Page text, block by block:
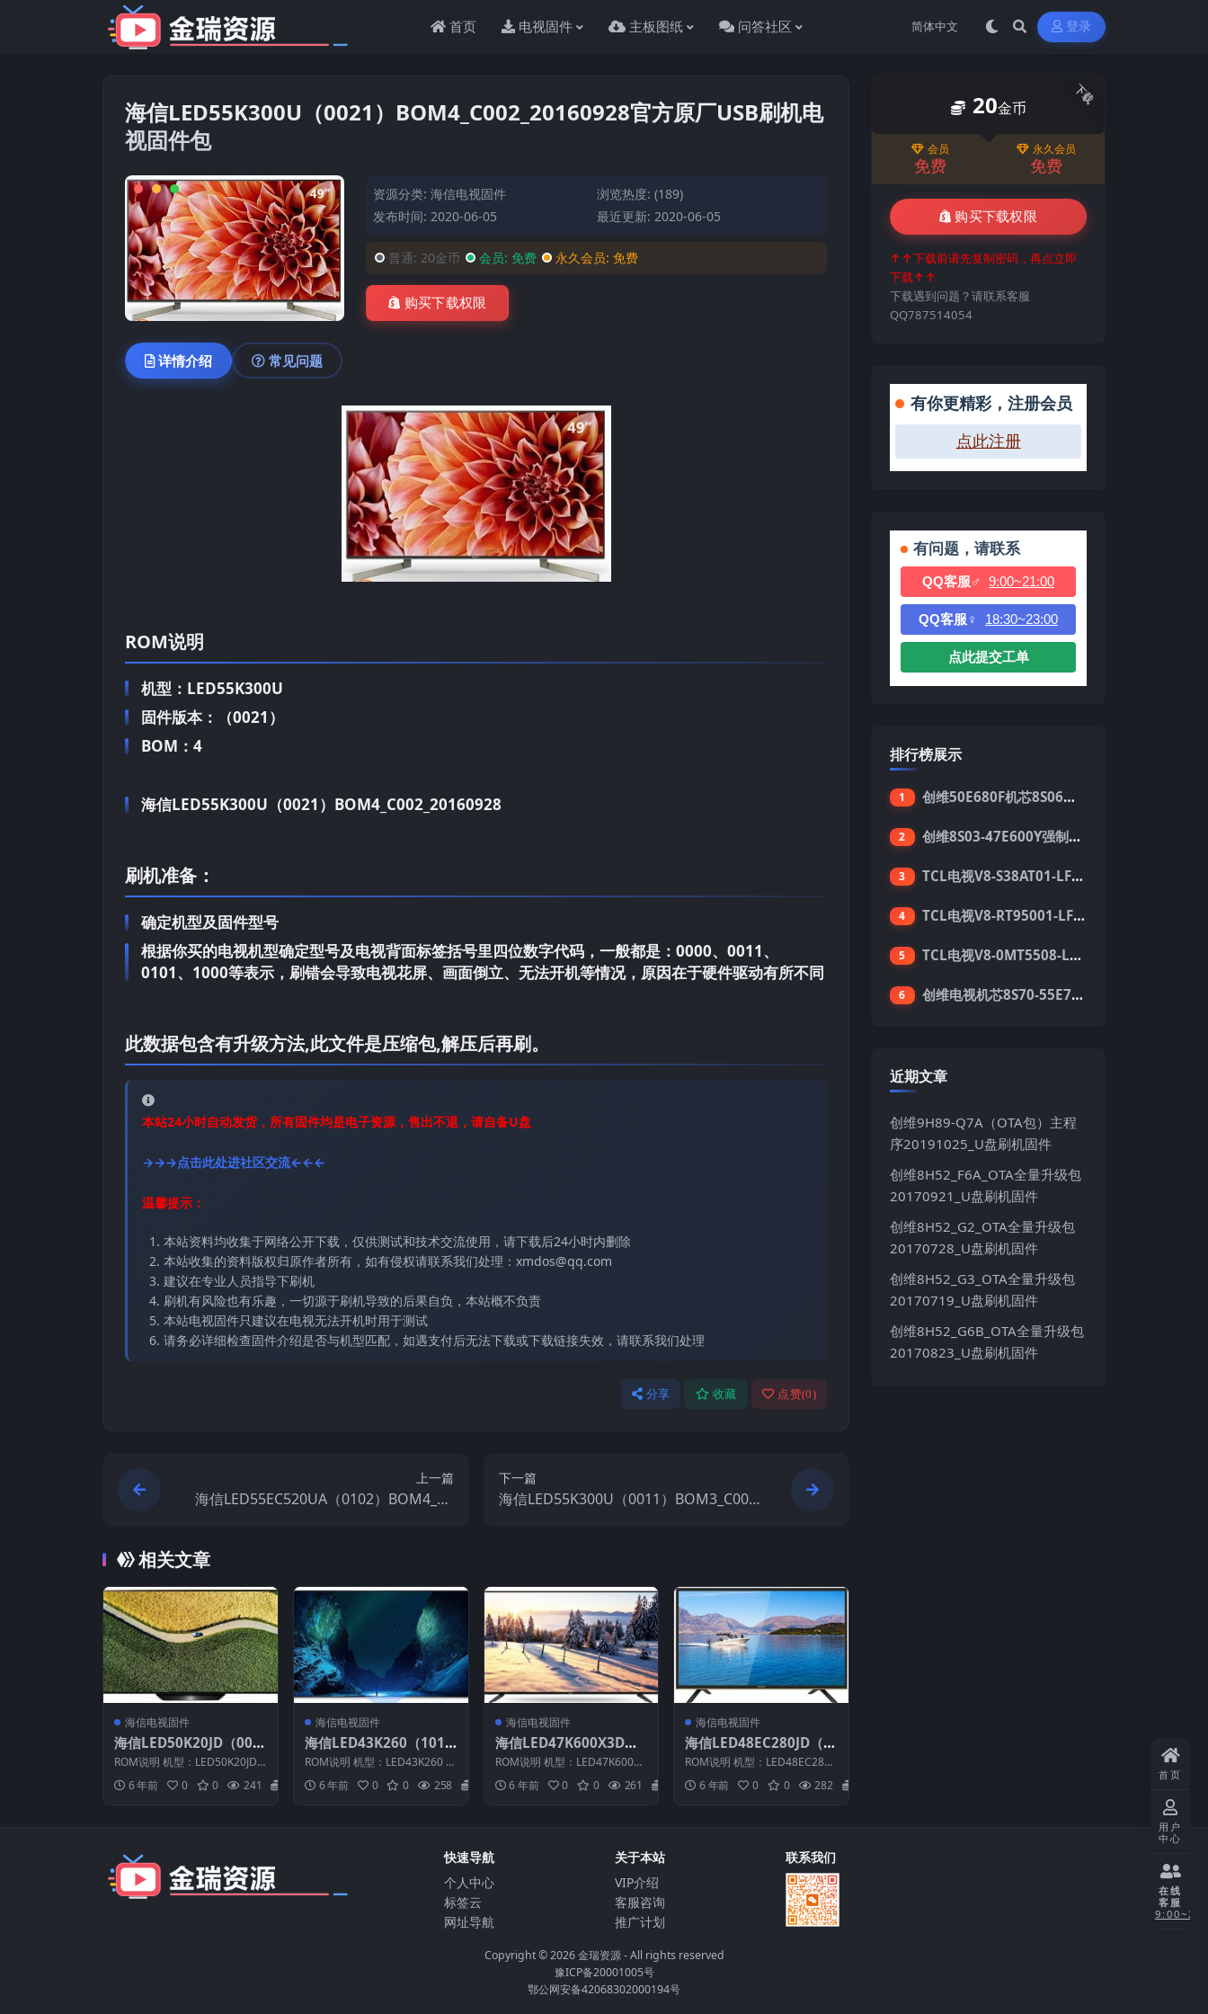
首页 电视固件 主板图纸 问答社区 登录
海信LED55K300U（0021）BOM4_C002_20160928官方原厂USB刷机电
视固件包
资源分类:海信电视固件
浏览热度: (189)
发布时间: 2020-06-05
最近更新: 2020-06-05
普通: 20金币 会员: 免费 永久会员:免费
购买下载权限
详情介绍 常见问题
ROM说明
机型：LED55K300U
固件版本：（0021）
BOM：4
海信LED55K300U（0021）BOM4_C002_20160928
刷机准备：
确定机型及固件型号
根据你买的电视机型确定型号及电视背面标签括号里四位数字代码，一般都是：0000、0011、
0101、1000等表示，刷错会导致电视花屏、画面倒立、无法开机等情况，原因在于硬件驱动有所不同
此数据包含有升级方法,此文件是压缩包,解压后再刷。
本站24小时自动发货，所有固件均是电子资源，售出不退，请自备U盘
→→→点击此处进社区交流←←←
温馨提示：
本站资料均收集于网络公开下载，仅供测试和技术交流使用，请下载后24小时内删除
本站收集的资料版权归原作者所有，如有侵权请联系我们处理：xmdos@qq.com
建议在专业人员指导下刷机
刷机有风险也有乐趣，一切源于刷机导致的后果自负，本站概不负责
本站电视固件只建议在电视无法开机时用于测试
请务必详细检查固件介绍是否与机型匹配，如遇支付后无法下载或下载链接失效，请联系我们处理
分享 收藏 点赞(0)
上一篇
海信LED55EC520UA（0102）BOM4_C0
下一篇
海信LED55K300U（0011）BOM3_C003
相关文章
海信电视固件
海信LED50K20JD（000
0）BOM1官方原厂USB
刷机电视固件包
ROM说明 机型：LED50K20JD
固件版本：（0000） BOM：1
海信...6 年前 0 0 241
海信电视固件
海信LED43K260（101
3）BOM5官方原厂USB
刷机电视固件包
ROM说明 机型：LED43K260 固
件版本：（1013） BOM：5 海
信L...6 年前 0 0 258
海信电视固件
海信LED47K600X3D（0
000）BOM1官方原厂US
B刷机电视固件包
ROM说明 机型：LED47K600X3
D 固件版本：（0000） BOM：
1 ...6 年前 0 0 261
海信电视固件
海信LED48EC280JD（1
012）BOM4官方原厂US
B刷机电视固件包
ROM说明 机型：LED48EC280J
D 固件版本：（1012） BOM：
4 ...6 年前 0 0 282
下载
20金币
会员
免费
永久会员
免费
购买下载权限
↑↑下载前请先复制密码，再点立即
下载↑↑
下载遇到问题？请联系客服
QQ787514054
有你更精彩，注册会员
点此注册
有问题，请联系
QQ客服♂ 9:00~21:00
QQ客服♀ 18:30~23:00
点此提交工单
排行榜展示
1 创维50E680F机芯8S06强制升级刷机包
2 创维8S03-47E600Y强制升级软件刷机电视固件包
3 TCL电视V8-S38AT01-LF1V123版本强刷电视固件包下载
4 TCL电视V8-RT95001-LF1V215版本强刷电视固件包下载
5 TCL电视V8-0MT5508-LF1V362版本强刷电视固件包下载
6 创维电视机芯8S70-55E710S系列酷开5.05刷机固件
近期文章
创维9H89-Q7A（OTA包）主程
序20191025_U盘刷机固件
创维8H52_F6A_OTA全量升级包
20170921_U盘刷机固件
创维8H52_G2_OTA全量升级包
20170728_U盘刷机固件
创维8H52_G3_OTA全量升级包
20170719_U盘刷机固件
创维8H52_G6B_OTA全量升级包
20170823_U盘刷机固件
快速导航
个人中心
标签云
网址导航
关于本站
VIP介绍
客服咨询
推广计划
联系我们
Copyright © 2026金瑞资源- All rights reserved
豫ICP备20001005号
鄂公网安备42068302000194号
首页
用户
中心
在线
客服